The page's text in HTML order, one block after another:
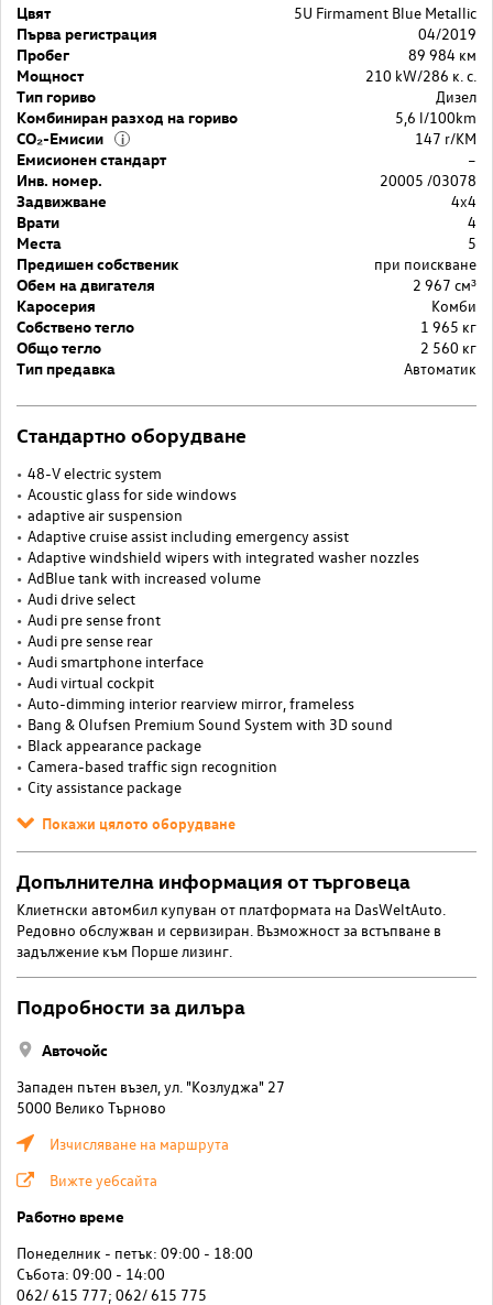
Цвят
5U Firmament Blue Metallic
Първа регистрация
04/2019
Пробег
89 984 км
Мощност
210 kW/286 к. с.
Тип гориво
Дизел
Комбиниран разход на гориво
5,6 l/100km
CO₂-Емисии
i
147 r/KM
Емисионен стандарт
–
Инв. номер.
20005 /03078
Задвижване
4x4
Врати
4
Места
5
Предишен собственик
при поискване
Обем на двигателя
2 967 cм³
Каросерия
Комби
Собствено тегло
1 965 кг
Общо тегло
2 560 кг
Тип предавка
Автоматик
Стандартно оборудване
48-V electric system
Acoustic glass for side windows
adaptive air suspension
Adaptive cruise assist including emergency assist
Adaptive windshield wipers with integrated washer nozzles
AdBlue tank with increased volume
Audi drive select
Audi pre sense front
Audi pre sense rear
Audi smartphone interface
Audi virtual cockpit
Auto-dimming interior rearview mirror, frameless
Bang & Olufsen Premium Sound System with 3D sound
Black appearance package
Camera-based traffic sign recognition
City assistance package
Покажи цялото оборудване
Допълнителна информация от търговеца
Клиетнски автомбил купуван от платформата на DasWeltAuto.
Редовно обслужван и сервизиран. Възможност за встъпване в
задължение към Порше лизинг.
Подробности за дилъра
Авточойс
Западен пътен възел, ул. "Козлуджа" 27
5000 Велико Търново
Изчисляване на маршрута
Вижте уебсайта
Работно време
Понеделник - петък: 09:00 - 18:00
Събота: 09:00 - 14:00
062/ 615 777; 062/ 615 775